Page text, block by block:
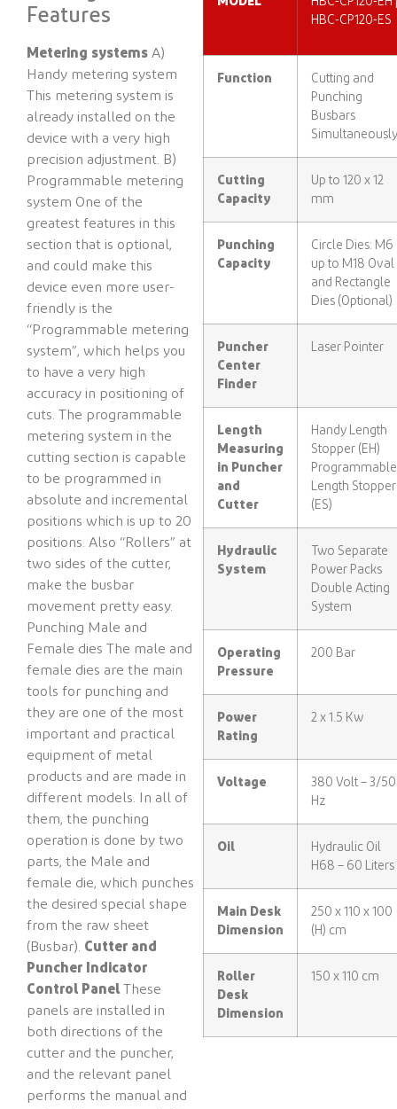
Features
Metering systems A)
Handy metering system
This metering system is
already installed on the
device with a very high
precision adjustment. B)
Programmable metering
system One of the
greatest features in this
section that is optional,
and could make this
device even more user-
friendly is the
“Programmable metering
system”, which helps you
to have a very high
accuracy in positioning of
cuts. The programmable
metering system in the
cutting section is capable
to be programmed in
absolute and incremental
positions which is up to 20
positions. Also “Rollers” at
two sides of the cutter,
make the busbar
movement pretty easy.
Punching Male and
Female dies The male and
female dies are the main
tools for punching and
they are one of the most
important and practical
equipment of metal
products and are made in
different models. In all of
them, the punching
operation is done by two
parts, the Male and
female die, which punches
the desired special shape
from the raw sheet
(Busbar). Cutter and
Puncher Indicator
Control Panel These
panels are installed in
both directions of the
cutter and the puncher,
and the relevant panel
performs the manual and
HBC-CP120-ES
Function
Cutting and
Punching
Busbars
Cutting
Capacity
Up to 120 x 12
mm
Punching
Capacity
Circle Dies: M6
up to M18 Oval
and Rectangle
Dies (Optional)
Puncher
Center
Finder
Laser Pointer
Length
Measuring
in Puncher
and
Cutter
Handy Length
Stopper (EH)
Programmable
Length Stopper
(ES)
Hydraulic
System
Two Separate
Power Packs
Double Acting
System
Operating
Pressure
200 Bar
Power
Rating
2 x 1.5 Kw
Voltage
380 Volt – 3/50
Hz
Oil
Hydraulic Oil
H68 – 60 Liters
Main Desk
Dimension
250 x 110 x 100
(H) cm
Roller
Desk
Dimension
150 x 110 cm